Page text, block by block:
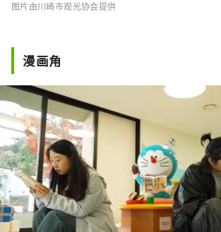
图片由川崎市观光协会提供
漫画角